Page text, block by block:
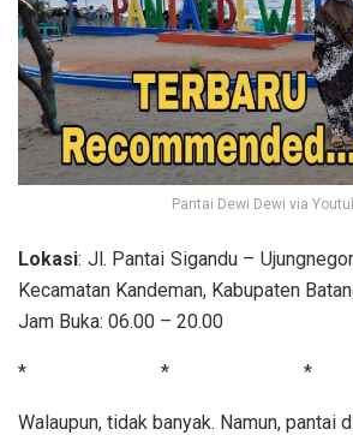
Pantai Dewi Dewi via
Lokasi: Jl. Pantai Sigandu –
Kecamatan Kandeman, Kabupaten
Jam Buka: 06.00 – 20.00
* * *
Walaupun, tidak banyak. Namun, pantai